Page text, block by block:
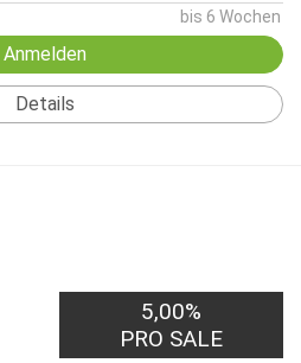
bis 6 Wochen
Anmelden
Details
5,00%
PRO SALE